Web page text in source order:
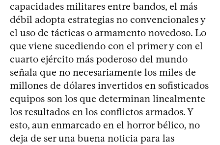
capacidades militares entre bandos, el más
débil adopta estrategias no convencionales y
el uso de tácticas o armamento novedoso. Lo
que viene sucediendo con el primer y con el
cuarto ejército más poderoso del mundo
señala que no necesariamente los miles de
millones de dólares invertidos en sofisticados
equipos son los que determinan linealmente
los resultados en los conflictos armados. Y
esto, aun enmarcado en el horror bélico, no
deja de ser una buena noticia para las